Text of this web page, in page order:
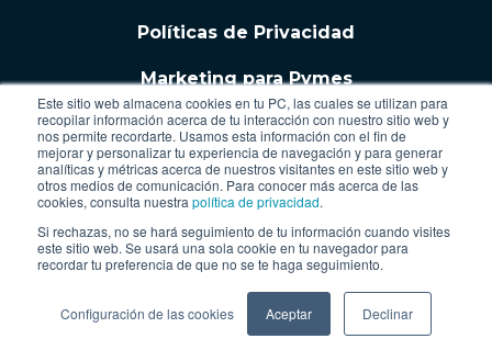
Este sitio web almacena cookies en tu PC, las cuales se utilizan para
recopilar información acerca de tu interacción con nuestro sitio web y
nos permite recordarte. Usamos esta información con el fin de
mejorar y personalizar tu experiencia de navegación y para generar
analíticas y métricas acerca de nuestros visitantes en este sitio web y
otros medios de comunicación. Para conocer más acerca de las
cookies, consulta nuestra política de privacidad.
Si rechazas, no se hará seguimiento de tu información cuando visites
este sitio web. Se usará una sola cookie en tu navegador para
recordar tu preferencia de que no se te haga seguimiento.
Configuración de las cookies Aceptar Declinar
Políticas de Privacidad
Marketing para Pymes
Gracias por enviar tus datos, pronto nuestro equipo se